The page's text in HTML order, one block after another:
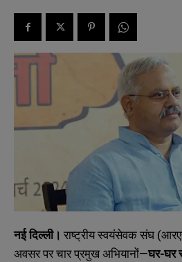
नई दिल्ली। राष्ट्रीय स्वयंसेवक संघ
अवसर पर चार प्रमुख अभियानों—घर-घर